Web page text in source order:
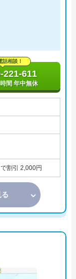
話相談！
221-611
間 年中無休
割引 2,000円